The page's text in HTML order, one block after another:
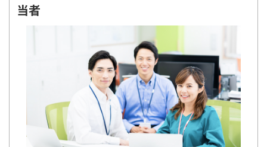
容確認、議事メモ作成などを行います。経験に
応じて、電話・メールでの問い合わせ対応や簡
単な説明業務を任されることもあります。
◆その他付随業務
年末調整、法定調書作成、各種届出書の作成補
助など、税務・会計業務に付随する業務を担当
します。業務を通じて、税理士業務全般の流れを
実践的に学ぶことができます。
当者